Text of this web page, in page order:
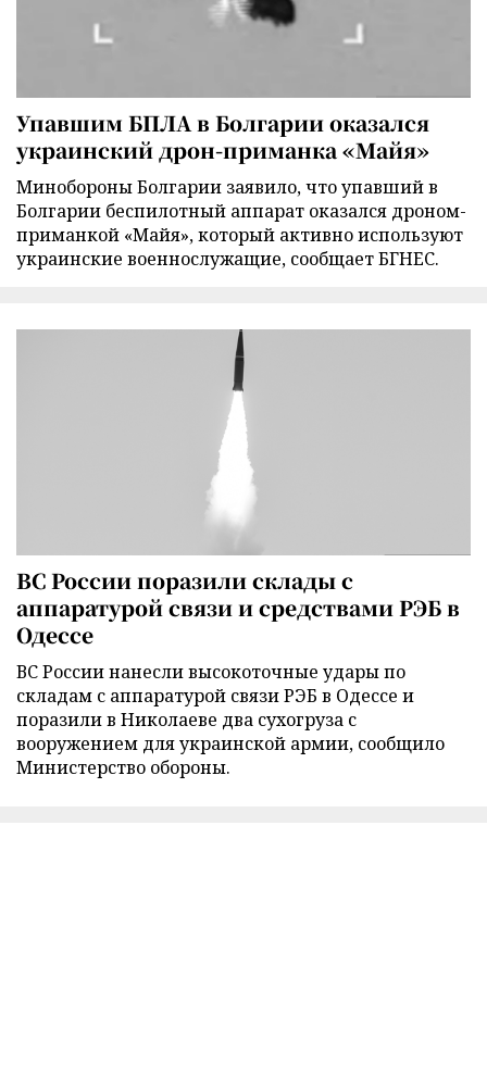
Упавшим БПЛА в Болгарии оказался
украинский дрон-приманка «Майя»
Минобороны Болгарии заявило, что упавший в
Болгарии беспилотный аппарат оказался дроном-
приманкой «Майя», который активно используют
украинские военнослужащие, сообщает БГНЕС.
ВС России поразили склады с
аппаратурой связи и средствами РЭБ в
Одессе
ВС России нанесли высокоточные удары по
складам с аппаратурой связи РЭБ в Одессе и
поразили в Николаеве два сухогруза с
вооружением для украинской армии, сообщило
Министерство обороны.